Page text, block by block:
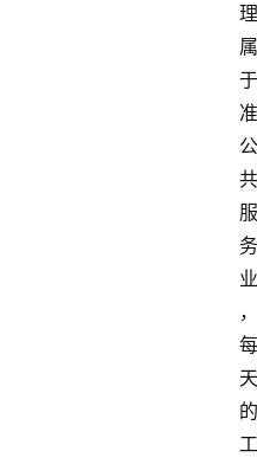
理
属
于
准
公
共
服
务
业
，
每
天
的
工